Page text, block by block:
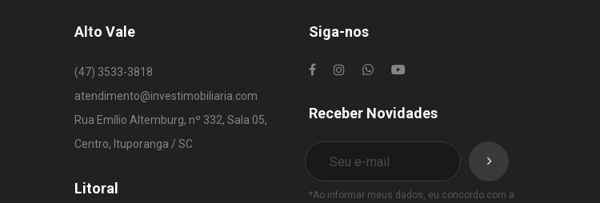
Alto Vale
(47) 3533-3818
atendimento@investimobiliaria.com
Rua Emílio Altemburg, nº 332, Sala 05,
Centro, Ituporanga / SC
Litoral
Siga-nos
Receber Novidades
*Ao informar meus dados, eu concordo com a